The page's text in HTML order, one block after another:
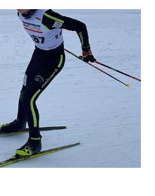
Dank galt auch den
stets